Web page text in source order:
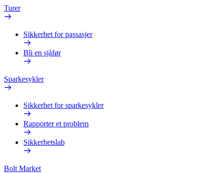
Turer
Sikkerhet for passasjer
Bli en sjåfør
Sparkesykler
Sikkerhet for sparkesykler
Rapporter et problem
Sikkerhetslab
Bolt Market